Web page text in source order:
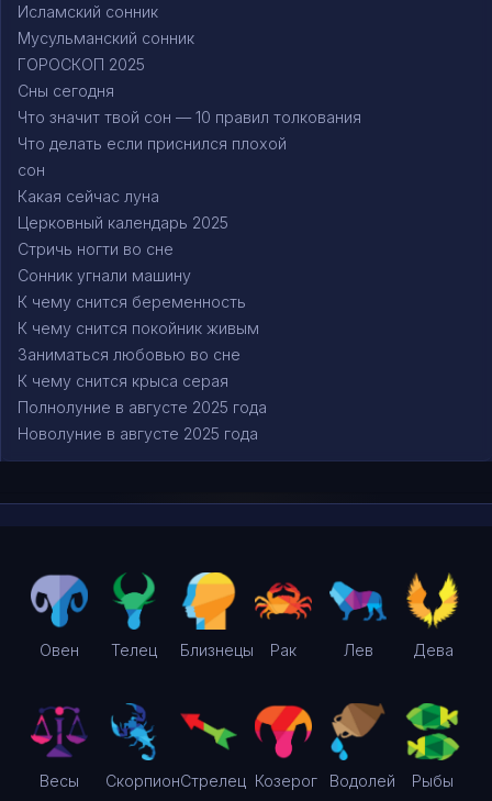
Исламский сонник
Мусульманский сонник
ГОРОСКОП 2025
Сны сегодня
Что значит твой сон — 10 правил толкования
Что делать если приснился плохой
сон
Какая сейчас луна
Церковный календарь 2025
Стричь ногти во сне
Сонник угнали машину
К чему снится беременность
К чему снится покойник живым
Заниматься любовью во сне
К чему снится крыса серая
Полнолуние в августе 2025 года
Новолуние в августе 2025 года
Овен Телец Близнецы Рак Лев Дева
Весы СкорпионСтрелец Козерог Водолей Рыбы